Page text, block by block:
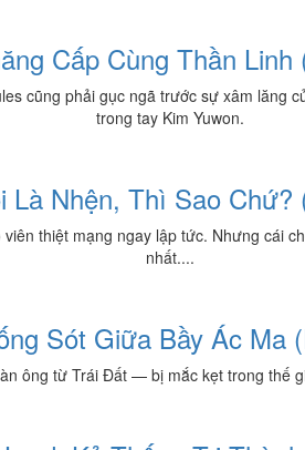
Cấp Cùng Thần Linh
cũng phải gục ngã trước sự xâm lăng
trong tay Kim Yuwon.
Là Nhện, Thì Sao Chứ?
thiệt mạng ngay lập tức. Nhưng cái
nhất....
Sót Giữa Bầy Ác Ma
ông từ Trái Đất — bị mắc kẹt trong thế